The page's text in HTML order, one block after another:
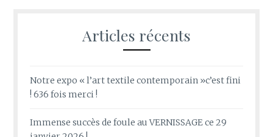
Articles récents
Notre expo « l’art textile contemporain »c’est fini
! 636 fois merci !
Immense succès de foule au VERNISSAGE ce 29